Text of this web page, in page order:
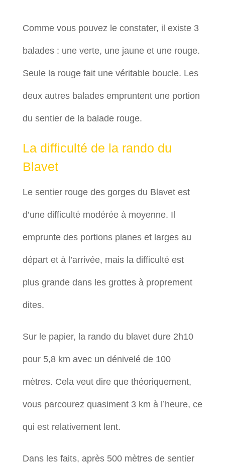
Comme vous pouvez le constater, il existe 3
balades : une verte, une jaune et une rouge.
Seule la rouge fait une véritable boucle. Les
deux autres balades empruntent une portion
du sentier de la balade rouge.
La difficulté de la rando du
Blavet
Le sentier rouge des gorges du Blavet est
d’une difficulté modérée à moyenne. Il
emprunte des portions planes et larges au
départ et à l’arrivée, mais la difficulté est
plus grande dans les grottes à proprement
dites.
Sur le papier, la rando du blavet dure 2h10
pour 5,8 km avec un dénivelé de 100
mètres. Cela veut dire que théoriquement,
vous parcourez quasiment 3 km à l’heure, ce
qui est relativement lent.
Dans les faits, après 500 mètres de sentier